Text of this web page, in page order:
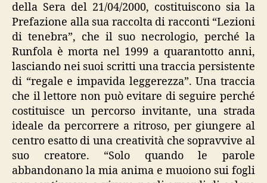
della Sera del 21/04/2000, costituiscono sia la
Prefazione alla sua raccolta di racconti “Lezioni
di tenebra”, che il suo necrologio, perché la
Runfola è morta nel 1999 a quarantotto anni,
lasciando nei suoi scritti una traccia persistente
di “regale e impavida leggerezza”. Una traccia
che il lettore non può evitare di seguire perché
costituisce un percorso invitante, una strada
ideale da percorrere a ritroso, per giungere al
centro esatto di una creatività che sopravvive al
suo creatore. “Solo quando le parole
abbandonano la mia anima e muoiono sui fogli